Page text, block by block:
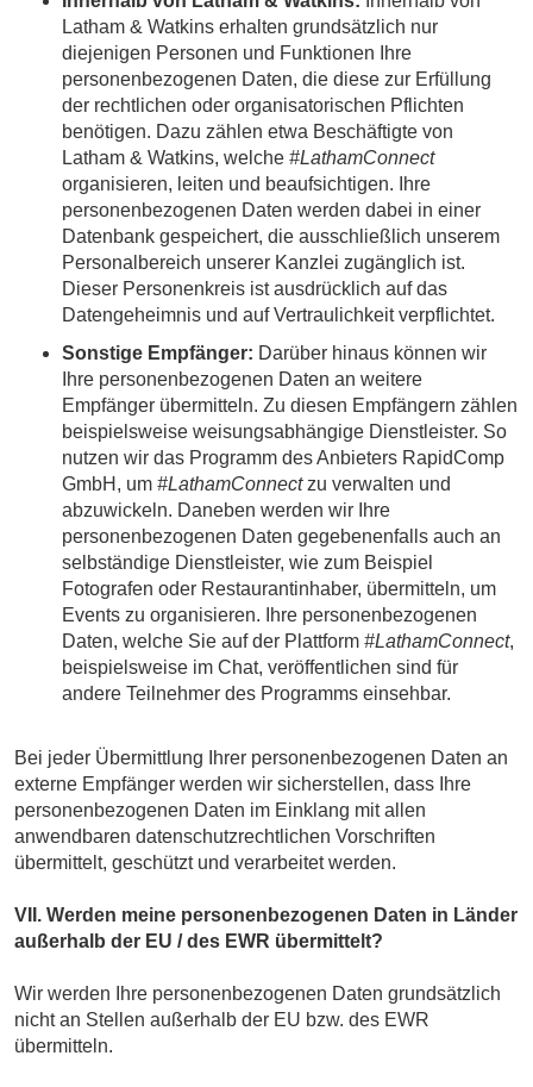
Latham & Watkins erhalten grundsätzlich nur
diejenigen Personen und Funktionen Ihre
personenbezogenen Daten, die diese zur Erfüllung
der rechtlichen oder organisatorischen Pflichten
benötigen. Dazu zählen etwa Beschäftigte von
Latham & Watkins, welche #LathamConnect
organisieren, leiten und beaufsichtigen. Ihre
personenbezogenen Daten werden dabei in einer
Datenbank gespeichert, die ausschließlich unserem
Personalbereich unserer Kanzlei zugänglich ist.
Dieser Personenkreis ist ausdrücklich auf das
Datengeheimnis und auf Vertraulichkeit verpflichtet.
Sonstige Empfänger: Darüber hinaus können wir
Ihre personenbezogenen Daten an weitere
Empfänger übermitteln. Zu diesen Empfängern zählen
beispielsweise weisungsabhängige Dienstleister. So
nutzen wir das Programm des Anbieters RapidComp
GmbH, um #LathamConnectzu verwalten und
abzuwickeln. Daneben werden wir Ihre
personenbezogenen Daten gegebenenfalls auch an
selbständige Dienstleister, wie zum Beispiel
Fotografen oder Restaurantinhaber, übermitteln, um
Events zu organisieren. Ihre personenbezogenen
Daten, welche Sie auf der Plattform #LathamConnect,
beispielsweise im Chat, veröffentlichen sind für
andere Teilnehmer des Programms einsehbar.
Bei jeder Übermittlung Ihrer personenbezogenen Daten an
externe Empfänger werden wir sicherstellen, dass Ihre
personenbezogenen Daten im Einklang mit allen
anwendbaren datenschutzrechtlichen Vorschriften
übermittelt, geschützt und verarbeitet werden.
VII. Werden meine personenbezogenen Daten in Länder
außerhalb der EU / des EWR übermittelt?
Wir werden Ihre personenbezogenen Daten grundsätzlich
nicht an Stellen außerhalb der EU bzw. des EWR
übermitteln.